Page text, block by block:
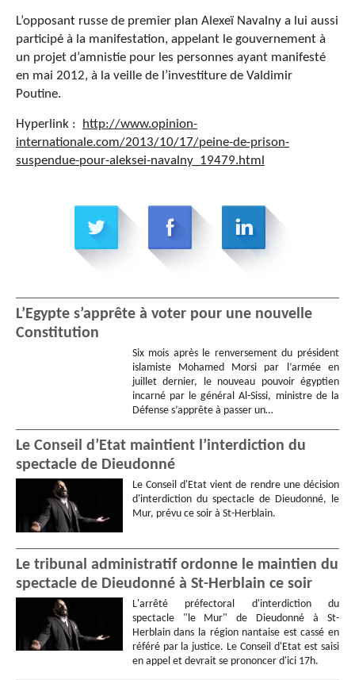
L’opposant russe de premier plan Alexeï Navalny a lui aussi
participé à la manifestation, appelant le gouvernement à
un projet d’amnistie pour les personnes ayant manifesté
en mai 2012, à la veille de l’investiture de Valdimir
Poutine.
Hyperlink :
http://www.opinion-
internationale.com/2013/10/17/peine-de-prison-
suspendue-pour-aleksei-navalny_19479.html
L’Egypte s’apprête à voter pour une nouvelle
Constitution
Six mois après le renversement du président
islamiste Mohamed Morsi par l’armée en
juillet dernier, le nouveau pouvoir égyptien
incarné par le général Al-Sissi, ministre de la
Défense s’apprête à passer un…
Le Conseil d’Etat maintient l’interdiction du
spectacle de Dieudonné
Le Conseil d'Etat vient de rendre une décision
d'interdiction du spectacle de Dieudonné, le
Mur, prévu ce soir à St-Herblain.
Le tribunal administratif ordonne le maintien du
spectacle de Dieudonné à St-Herblain ce soir
L'arrêté préfectoral d'interdiction du
spectacle "le Mur" de Dieudonné à St-
Herblain dans la région nantaise est cassé en
référé par la justice. Le Conseil d'Etat est saisi
en appel et devrait se prononcer d'ici 17h.